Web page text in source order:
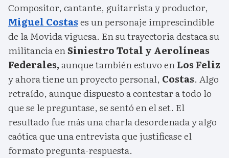
Compositor, cantante, guitarrista y productor,
Miguel Costases un personaje imprescindible
de la Movida viguesa. En su trayectoria destaca su
militancia enSiniestro Total y Aerolíneas
Federales,aunque también estuvo enLos Feliz
y ahora tiene un proyecto personal, Costas. Algo
retraído, aunque dispuesto a contestar a todo lo
que se le preguntase, se sentó en el set. El
resultado fue más una charla desordenada y algo
caótica que una entrevista que justificase el
formato pregunta-respuesta.